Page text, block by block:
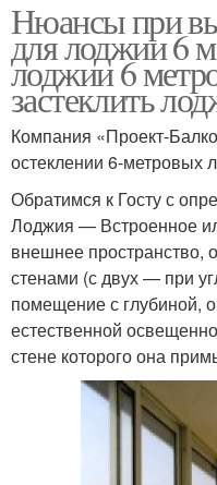
Нюансы при
для лоджии 6
лоджии 6
застеклить
Компания «Проект-
остеклении 6-метровых
Обратимся к Госту с
Лоджия — Встроенное
внешнее пространство,
стенами (с двух — при
помещение с глубиной,
естественной
стене которого она